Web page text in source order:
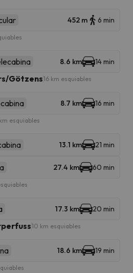
452 m 6 min
8.6 km 14 min
Götzens16 km esquiables
8.7 km 16 min
esquiables
13.1 km 21 min
27.4 km 60 min
17.3 km 20 min
10 km esquiables
18.6 km 19 min